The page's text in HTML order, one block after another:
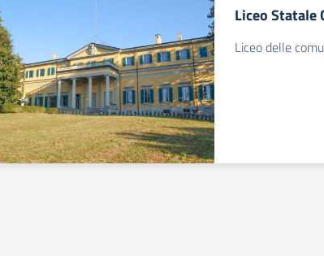
Liceo Statale
Liceo delle